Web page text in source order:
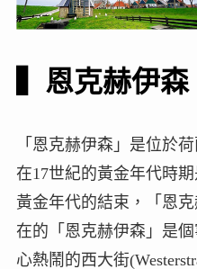
▍恩克赫伊森
「恩克赫伊森」是位於
在17世紀的黃金年代時
黃金年代的結束，「恩
在的「恩克赫伊森」是
心熱鬧的西大街